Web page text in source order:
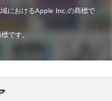
におけるApple Inc.の商標で
です。